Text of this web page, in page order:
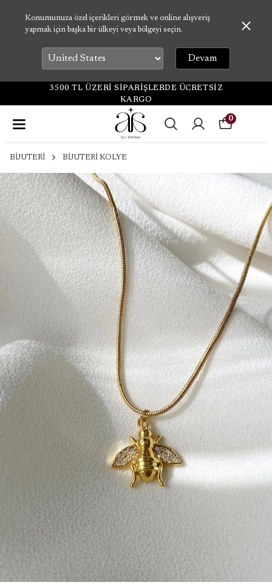
Konumunuza özel içerikleri görmek ve online alışveriş
yapmak için başka bir ülkeyi veya bölgeyi seçin.
Devam
3500 TL ÜZERİ SİPARİŞLERDE ÜCRETSİZ
KARGO
0
BİJUTERİ BİJUTERİ KOLYE